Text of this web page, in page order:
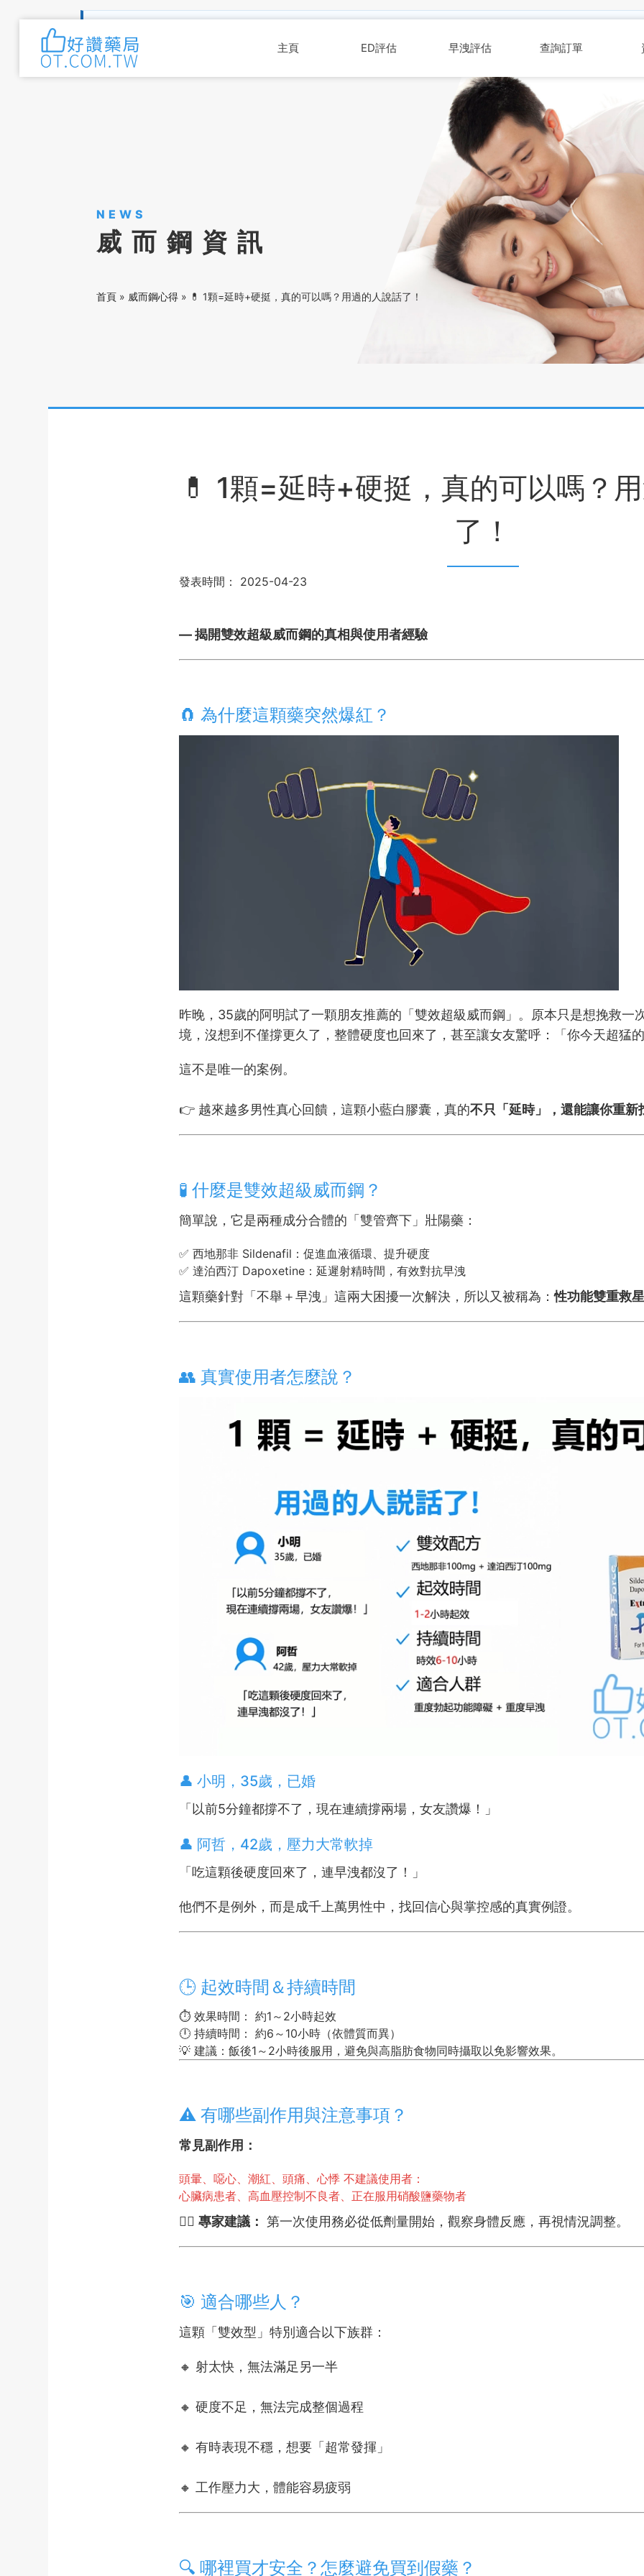
主頁 ED評估 早洩評估 查詢訂單
物，請先諮詢專業人員。
需要協助可留言諮詢。
NEWS
威而鋼資訊
首頁 » 威而鋼心得 » 💊 1顆=延時+硬挺，真的可以嗎？用過的人說話了！
💊 1顆=延時+硬挺，真的可以嗎？
了！
發表時間： 2025-04-23
— 揭開雙效超級威而鋼的真相與使用者經驗
🧲 為什麼這顆藥突然爆紅？
昨晚，35歲的阿明試了一顆朋友推薦的「雙效超級威而鋼」。原本只是想挽救一
境，沒想到不僅撐更久了，整體硬度也回來了，甚至讓女友驚呼：「你今天超猛
這不是唯一的案例。
👉 越來越多男性真心回饋，這顆小藍白膠囊，真的不只「延時」，還能讓你重新
🧪 什麼是雙效超級威而鋼？
簡單說，它是兩種成分合體的「雙管齊下」壯陽藥：
✅ 西地那非 Sildenafil：促進血液循環、提升硬度
✅ 達泊西汀 Dapoxetine：延遲射精時間，有效對抗早洩
這顆藥針對「不舉＋早洩」這兩大困擾一次解決，所以又被稱為：性功能雙重救星
👥 真實使用者怎麼說？
👤 小明，35歲，已婚
「以前5分鐘都撐不了，現在連續撐兩場，女友讚爆！」
👤 阿哲，42歲，壓力大常軟掉
「吃這顆後硬度回來了，連早洩都沒了！」
他們不是例外，而是成千上萬男性中，找回信心與掌控感的真實例證。
🕒 起效時間＆持續時間
⏱️ 效果時間： 約1～2小時起效
🕛 持續時間： 約6～10小時（依體質而異）
💡 建議：飯後1～2小時後服用，避免與高脂肪食物同時攝取以免影響效果。
⚠️ 有哪些副作用與注意事項？
常見副作用：
頭暈、噁心、潮紅、頭痛、心悸 不建議使用者：
心臟病患者、高血壓控制不良者、正在服用硝酸鹽藥物者
🧑‍⚕️ 專家建議： 第一次使用務必從低劑量開始，觀察身體反應，再視情況調整。
🎯 適合哪些人？
這顆「雙效型」特別適合以下族群：
🔸 射太快，無法滿足另一半
🔸 硬度不足，無法完成整個過程
🔸 有時表現不穩，想要「超常發揮」
🔸 工作壓力大，體能容易疲弱
🔍 哪裡買才安全？怎麼避免買到假藥？